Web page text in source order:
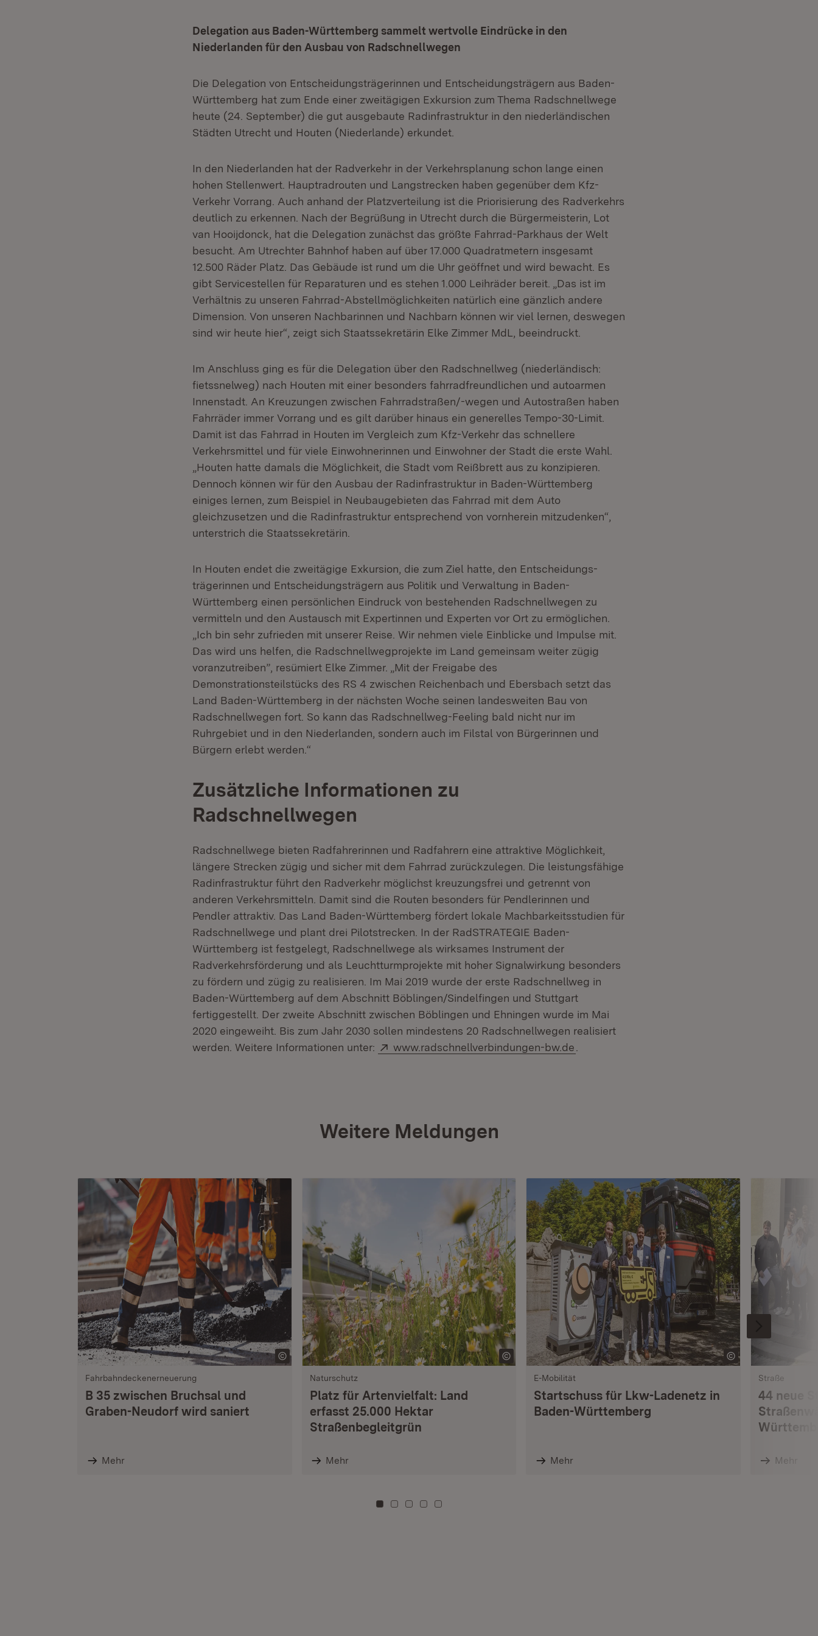
Delegation aus Baden-Württemberg sammelt wertvolle Eindrücke in den
Niederlanden für den Ausbau von Radschnellwegen
Die Delegation von Entscheidungsträgerinnen und Entscheidungsträgern aus Baden-
Württemberg hat zum Ende einer zweitägigen Exkursion zum Thema Radschnellwege
heute (24. September) die gut ausgebaute Radinfrastruktur in den niederländischen
Städten Utrecht und Houten (Niederlande) erkundet.
In den Niederlanden hat der Radverkehr in der Verkehrsplanung schon lange einen
hohen Stellenwert. Hauptradrouten und Langstrecken haben gegenüber dem Kfz-
Verkehr Vorrang. Auch anhand der Platzverteilung ist die Priorisierung des Radverkehrs
deutlich zu erkennen. Nach der Begrüßung in Utrecht durch die Bürgermeisterin, Lot
van Hooijdonck, hat die Delegation zunächst das größte Fahrrad-Parkhaus der Welt
besucht. Am Utrechter Bahnhof haben auf über 17.000 Quadratmetern insgesamt
12.500 Räder Platz. Das Gebäude ist rund um die Uhr geöffnet und wird bewacht. Es
gibt Servicestellen für Reparaturen und es stehen 1.000 Leihräder bereit. „Das ist im
Verhältnis zu unseren Fahrrad-Abstellmöglichkeiten natürlich eine gänzlich andere
Dimension. Von unseren Nachbarinnen und Nachbarn können wir viel lernen, deswegen
sind wir heute hier“, zeigt sich Staatssekretärin Elke Zimmer MdL, beeindruckt.
Im Anschluss ging es für die Delegation über den Radschnellweg (niederländisch:
fietssnelweg) nach Houten mit einer besonders fahrradfreundlichen und autoarmen
Innenstadt. An Kreuzungen zwischen Fahrradstraßen/-wegen und Autostraßen haben
Fahrräder immer Vorrang und es gilt darüber hinaus ein generelles Tempo-30-Limit.
Damit ist das Fahrrad in Houten im Vergleich zum Kfz-Verkehr das schnellere
Verkehrsmittel und für viele Einwohnerinnen und Einwohner der Stadt die erste Wahl.
„Houten hatte damals die Möglichkeit, die Stadt vom Reißbrett aus zu konzipieren.
Dennoch können wir für den Ausbau der Radinfrastruktur in Baden-Württemberg
einiges lernen, zum Beispiel in Neubaugebieten das Fahrrad mit dem Auto
gleichzusetzen und die Radinfrastruktur entsprechend von vornherein mitzudenken“,
unterstrich die Staatssekretärin.
In Houten endet die zweitägige Exkursion, die zum Ziel hatte, den Entscheidungs-
trägerinnen und Entscheidungsträgern aus Politik und Verwaltung in Baden-
Württemberg einen persönlichen Eindruck von bestehenden Radschnellwegen zu
vermitteln und den Austausch mit Expertinnen und Experten vor Ort zu ermöglichen.
„Ich bin sehr zufrieden mit unserer Reise. Wir nehmen viele Einblicke und Impulse mit.
Das wird uns helfen, die Radschnellwegprojekte im Land gemeinsam weiter zügig
voranzutreiben”, resümiert Elke Zimmer. „Mit der Freigabe des
Demonstrationsteilstücks des RS 4 zwischen Reichenbach und Ebersbach setzt das
Land Baden-Württemberg in der nächsten Woche seinen landesweiten Bau von
Radschnellwegen fort. So kann das Radschnellweg-Feeling bald nicht nur im
Ruhrgebiet und in den Niederlanden, sondern auch im Filstal von Bürgerinnen und
Bürgern erlebt werden.“
Zusätzliche Informationen zu
Radschnellwegen
Radschnellwege bieten Radfahrerinnen und Radfahrern eine attraktive Möglichkeit,
längere Strecken zügig und sicher mit dem Fahrrad zurückzulegen. Die leistungsfähige
Radinfrastruktur führt den Radverkehr möglichst kreuzungsfrei und getrennt von
anderen Verkehrsmitteln. Damit sind die Routen besonders für Pendlerinnen und
Pendler attraktiv. Das Land Baden-Württemberg fördert lokale Machbarkeitsstudien für
Radschnellwege und plant drei Pilotstrecken. In der RadSTRATEGIE Baden-
Württemberg ist festgelegt, Radschnellwege als wirksames Instrument der
Radverkehrsförderung und als Leuchtturmprojekte mit hoher Signalwirkung besonders
zu fördern und zügig zu realisieren. Im Mai 2019 wurde der erste Radschnellweg in
Baden-Württemberg auf dem Abschnitt Böblingen/Sindelfingen und Stuttgart
fertiggestellt. Der zweite Abschnitt zwischen Böblingen und Ehningen wurde im Mai
2020 eingeweiht. Bis zum Jahr 2030 sollen mindestens 20 Radschnellwegen realisiert
werden. Weitere Informationen unter:
Extern:
www.radschnellverbindungen-bw.de
Weitere Meldungen
Fahrbahndeckenerneuerung
B 35 zwischen Bruchsal und
Graben-Neudorf wird saniert
Mehr
Naturschutz
Platz für Artenvielfalt: Land
erfasst 25.000 Hektar
Straßenbegleitgrün
Mehr
E-Mobilität
Startschuss für Lkw-Ladenetz in
Baden-Württemberg
Mehr
Straße
44 neue
Mehr
Zu Kachel: 0
Zu Kachel: 3
Zu Kachel: 6
Zu Kachel: 9
Zu Kachel: 12